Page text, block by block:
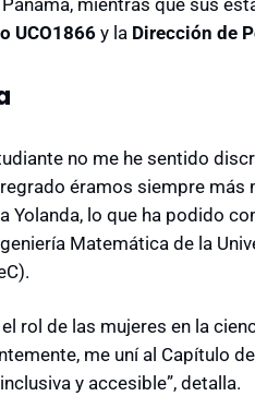
UCO1866 y la Dirección de
no me he sentido
éramos siempre más
Yolanda, lo que ha podido
Matemática de la
rol de las mujeres en la
me uní al Capítulo
y accesible”, detalla.